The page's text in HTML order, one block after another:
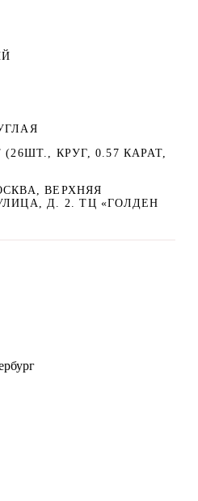
КРУГ, 0.57 КАРАТ,
ВЕРХНЯЯ
Д. 2. ТЦ «ГОЛДЕН